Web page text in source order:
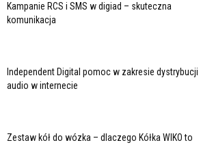
Kampanie RCS i SMS w digiad – skuteczna
komunikacja
Independent Digital pomoc w zakresie dystrybucji
audio w internecie
Zestaw kół do wózka – dlaczego Kółka WIKO to